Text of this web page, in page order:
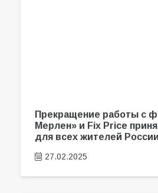
Прекращение работы с
Мерлен» и Fix Price
для всех жителей России
27.02.2025